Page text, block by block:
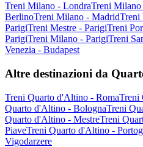
Treni Milano - LondraTreni
BerlinoTreni Milano - MadridTreni
ParigiTreni Mestre - ParigiTreni
ParigiTreni Milano - ParigiTreni
Venezia - Budapest
Altre destinazioni da
Treni Quarto d'Altino - RomaTreni
Quarto d'Altino - BolognaTreni
Quarto d'Altino - MestreTreni
PiaveTreni Quarto d'Altino -
Vigodarzere